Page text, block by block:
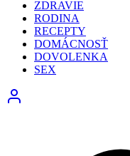
ZDRAVIE
RODINA
RECEPTY
DOMÁCNOSŤ
DOVOLENKA
SEX